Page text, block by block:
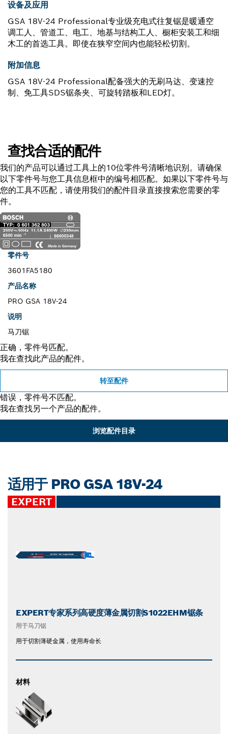
设备及应用
GSA 18V-24 Professional专业级充电式往复锯是暖通空
调工人、管道工、电工、地基与结构工人、橱柜安装工和细
木工的首选工具。即使在狭窄空间内也能轻松切割。
附加信息
GSA 18V-24 Professional配备强大的无刷马达、变速控
制、免工具SDS锯条夹、可旋转踏板和LED灯。
查找合适的配件
我们的产品可以通过工具上的10位零件号清晰地识别。请确保
以下零件号与您工具信息框中的编号相匹配。如果以下零件号与
您的工具不匹配，请使用我们的配件目录直接搜索您需要的零
件。
零件号
3601FA5180
产品名称
PRO GSA 18V-24
说明
马刀锯
正确，零件号匹配。
我在查找此产品的配件。
转至配件
错误，零件号不匹配。
我在查找另一个产品的配件。
浏览配件目录
适用于 PRO GSA 18V-24
EXPERT
EXPERT专家系列高硬度薄金属切割S1022EHM锯条
用于马刀锯
用于切割薄硬金属，使用寿命长
材料